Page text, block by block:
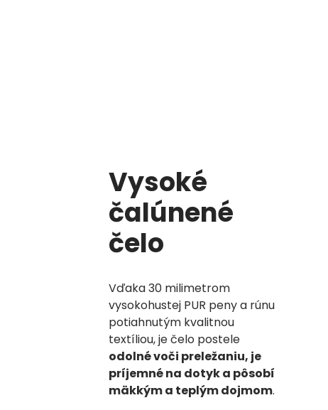
Vysoké
čalúnené
čelo
Vďaka 30 milimetrom
vysokohustej PUR peny a rúnu
potiahnutým kvalitnou
textíliou, je čelo postele
odolné voči preležaniu, je
príjemné na dotyk a pôsobí
mäkkým a teplým dojmom.